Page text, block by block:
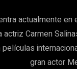
actualmente
Carmen
gran actor